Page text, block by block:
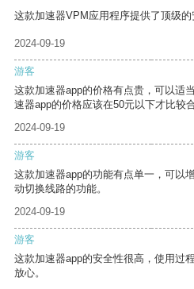
这款加速器VPM应用程序提供了顶级的
2024-09-19
游客
这款加速器app的价格有点贵，可以适
速器app的价格应该在50元以下才比较合
2024-09-19
游客
这款加速器app的功能有点单一，可以
动切换线路的功能。
2024-09-19
游客
这款加速器app的安全性很高，使用过
放心。